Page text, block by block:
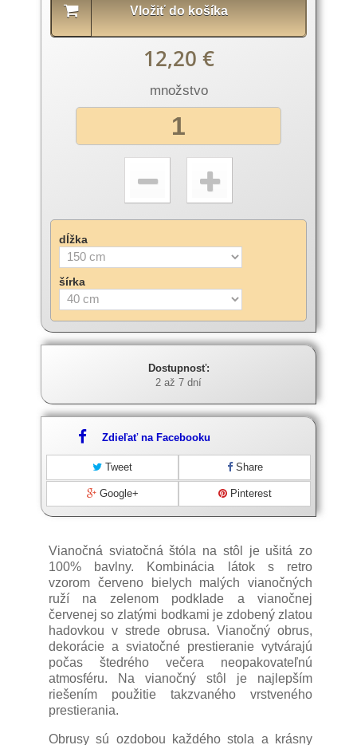
Vložiť do košíka
12,20 €
množstvo
dĺžka
šírka
Dostupnosť:
2 až 7 dní
Zdieľať na Facebooku
Tweet Share
Google+ Pinterest
Vianočná sviatočná štóla na stôl je ušitá zo
100% bavlny. Kombinácia látok s retro
vzorom červeno bielych malých vianočných
ruží na zelenom podklade a vianočnej
červenej so zlatými bodkami je zdobený zlatou
hadovkou v strede obrusa. Vianočný obrus,
dekorácie a sviatočné prestieranie vytvárajú
počas štedrého večera neopakovateľnú
atmosféru. Na vianočný stôl je najlepším
riešením použitie takzvaného vrstveného
prestierania.
Obrusy sú ozdobou každého stola a krásny